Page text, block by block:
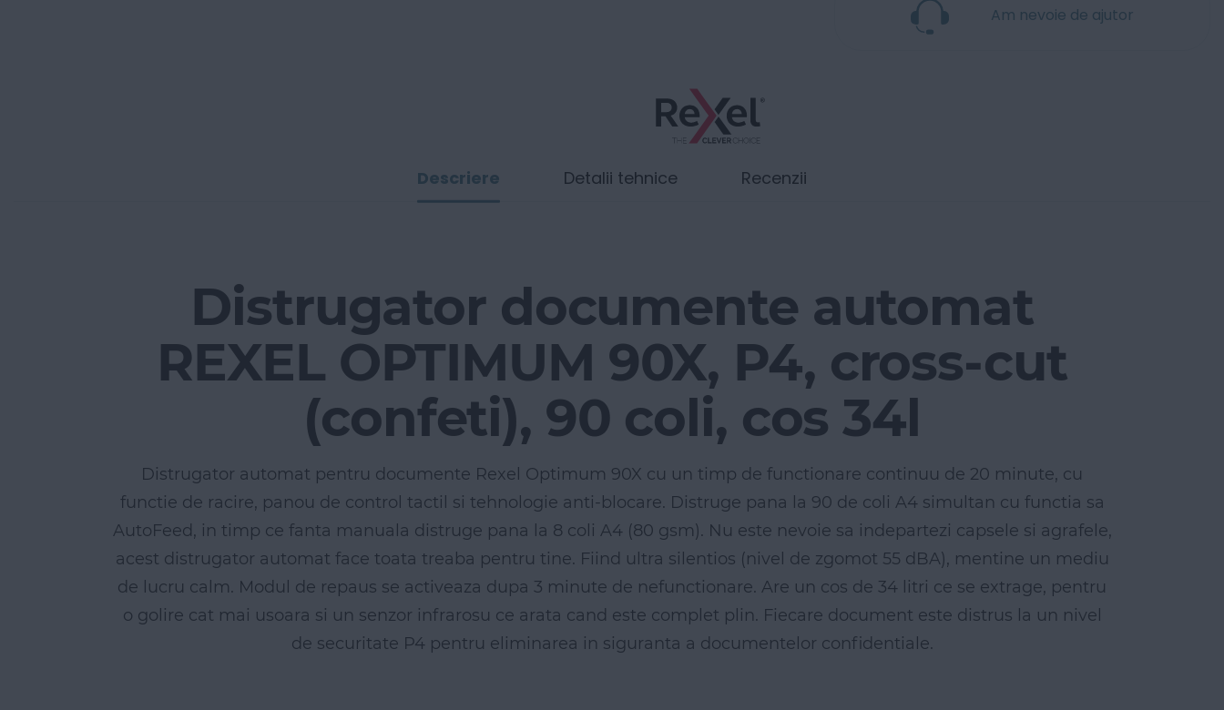
Am nevoie de ajutor
Descriere
Distrugator documente automat
REXEL OPTIMUM 90X, P4, cross-cut
(confeti), 90 coli, cos 34l
Distrugator automat pentru documente Rexel Optimum 90X cu un timp de functionare continuu de 20 minute, cu
functie de racire, panou de control tactil si tehnologie anti-blocare. Distruge pana la 90 de coli A4 simultan cu functia sa
AutoFeed, in timp ce fanta manuala distruge pana la 8 coli A4 (80 gsm). Nu este nevoie sa indepartezi capsele si agrafele,
acest distrugator automat face toata treaba pentru tine. Fiind ultra silentios (nivel de zgomot 55 dBA), mentine un mediu
de lucru calm. Modul de repaus se activeaza dupa 3 minute de nefunctionare. Are un cos de 34 litri ce se extrage, pentru
o golire cat mai usoara si un senzor infrarosu ce arata cand este complet plin. Fiecare document este distrus la un nivel
de securitate P4 pentru eliminarea in siguranta a documentelor confidentiale.
Detalii tehnice Recenzii